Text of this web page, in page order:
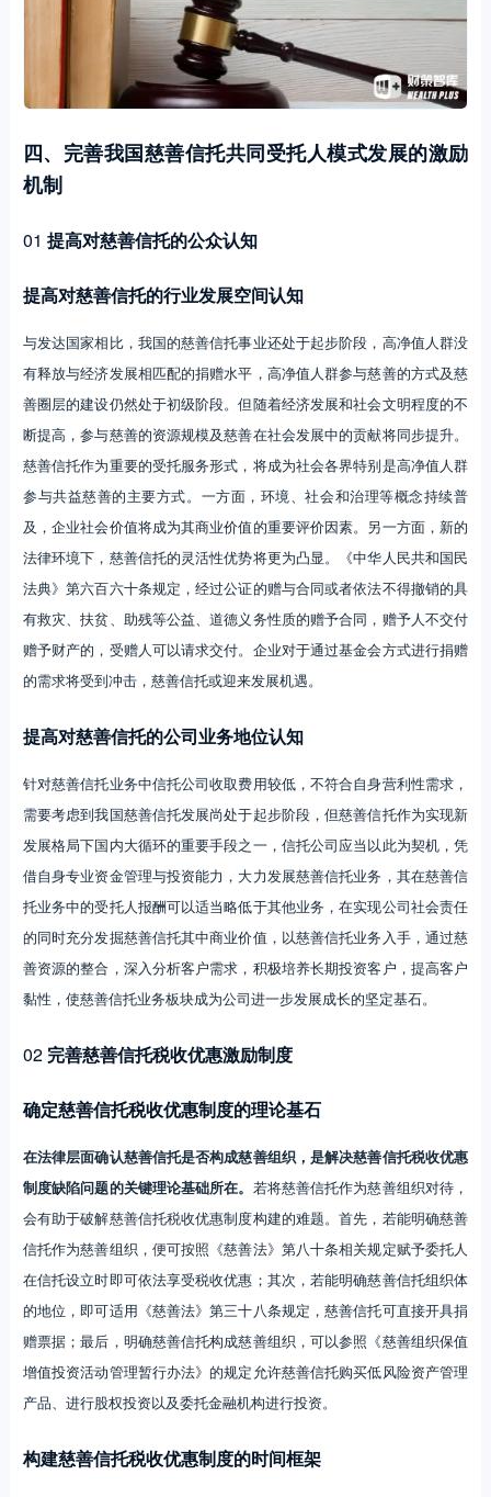
四、完善我国慈善信托共同受托人模式发展的激励
机制
01 提高对慈善信托的公众认知
提高对慈善信托的行业发展空间认知
与发达国家相比，我国的慈善信托事业还处于起步阶段，高净值人群没
有释放与经济发展相匹配的捐赠水平，高净值人群参与慈善的方式及慈
善圈层的建设仍然处于初级阶段。但随着经济发展和社会文明程度的不
断提高，参与慈善的资源规模及慈善在社会发展中的贡献将同步提升。
慈善信托作为重要的受托服务形式，将成为社会各界特别是高净值人群
参与共益慈善的主要方式。一方面，环境、社会和治理等概念持续普
及，企业社会价值将成为其商业价值的重要评价因素。另一方面，新的
法律环境下，慈善信托的灵活性优势将更为凸显。《中华人民共和国民
法典》第六百六十条规定，经过公证的赠与合同或者依法不得撤销的具
有救灾、扶贫、助残等公益、道德义务性质的赠予合同，赠予人不交付
赠予财产的，受赠人可以请求交付。企业对于通过基金会方式进行捐赠
的需求将受到冲击，慈善信托或迎来发展机遇。
提高对慈善信托的公司业务地位认知
针对慈善信托业务中信托公司收取费用较低，不符合自身营利性需求，
需要考虑到我国慈善信托发展尚处于起步阶段，但慈善信托作为实现新
发展格局下国内大循环的重要手段之一，信托公司应当以此为契机，凭
借自身专业资金管理与投资能力，大力发展慈善信托业务，其在慈善信
托业务中的受托人报酬可以适当略低于其他业务，在实现公司社会责任
的同时充分发掘慈善信托其中商业价值，以慈善信托业务入手，通过慈
善资源的整合，深入分析客户需求，积极培养长期投资客户，提高客户
黏性，使慈善信托业务板块成为公司进一步发展成长的坚定基石。
02 完善慈善信托税收优惠激励制度
确定慈善信托税收优惠制度的理论基石
在法律层面确认慈善信托是否构成慈善组织，是解决慈善信托税收优惠
制度缺陷问题的关键理论基础所在。 若将慈善信托作为慈善组织对待，
会有助于破解慈善信托税收优惠制度构建的难题。首先，若能明确慈善
信托作为慈善组织，便可按照《慈善法》第八十条相关规定赋予委托人
在信托设立时即可依法享受税收优惠；其次，若能明确慈善信托组织体
的地位，即可适用《慈善法》第三十八条规定，慈善信托可直接开具捐
赠票据；最后，明确慈善信托构成慈善组织，可以参照《慈善组织保值
增值投资活动管理暂行办法》的规定允许慈善信托购买低风险资产管理
产品、进行股权投资以及委托金融机构进行投资。
构建慈善信托税收优惠制度的时间框架